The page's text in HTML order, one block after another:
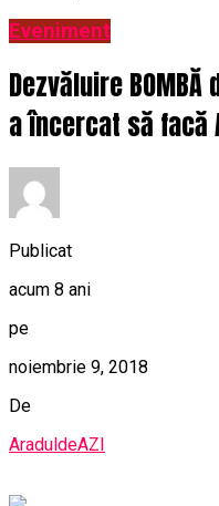
Eveniment
Dezvăluire BOMBĂ
a încercat să facă
Publicat
acum 8 ani
pe
noiembrie 9, 2018
De
AraduldeAZI